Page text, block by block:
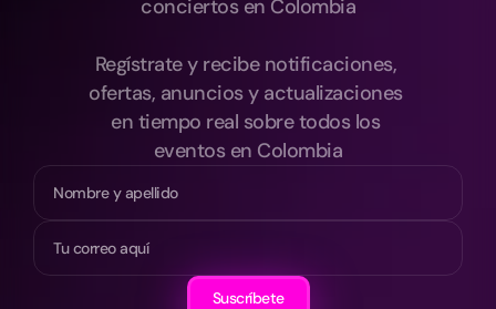
conciertos en Colombia
Regístrate y recibe notificaciones,
ofertas, anuncios y actualizaciones
en tiempo real sobre todos los
eventos en Colombia
Suscríbete